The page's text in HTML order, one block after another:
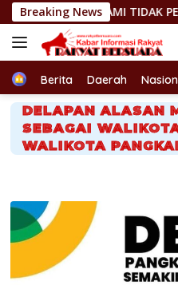
Langsung
ke
konten
Breaking News
PERNAH TUTUP RUANG
HomeBerita Daerah
DELAPAN ALASAN
SEBAGAI
WALIKOTA